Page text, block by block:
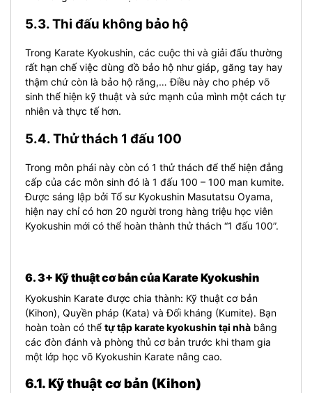
5.3. Thi đấu không bảo hộ
Trong Karate Kyokushin, các cuộc thi và giải đấu thường
rất hạn chế việc dùng đồ bảo hộ như giáp, găng tay hay
thậm chứ còn là bảo hộ răng,… Điều này cho phép võ
sinh thể hiện kỹ thuật và sức mạnh của mình một cách tự
nhiên và thực tế hơn.
5.4. Thử thách 1 đấu 100
Trong môn phái này còn có 1 thử thách để thể hiện đẳng
cấp của các môn sinh đó là 1 đấu 100 – 100 man kumite.
Được sáng lập bởi Tổ sư Kyokushin Masutatsu Oyama,
hiện nay chỉ có hơn 20 người trong hàng triệu học viên
Kyokushin mới có thể hoàn thành thử thách “1 đấu 100”.
6. 3+ Kỹ thuật cơ bản của Karate Kyokushin
Kyokushin Karate được chia thành: Kỹ thuật cơ bản
(Kihon), Quyền pháp (Kata) và Đối kháng (Kumite). Bạn
hoàn toàn có thể tự tập karate kyokushin tại nhà bằng
các đòn đánh và phòng thủ cơ bản trước khi tham gia
một lớp học võ Kyokushin Karate nâng cao.
6.1. Kỹ thuật cơ bản (Kihon)